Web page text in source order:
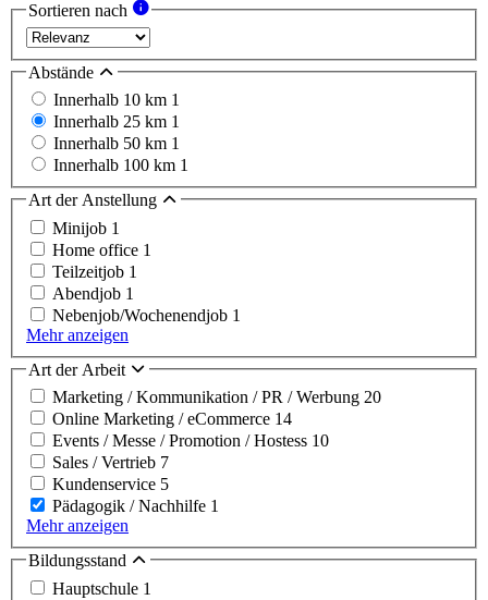
Sortieren nach
Abstände
Innerhalb 10 km 1
Innerhalb 25 km 1
Innerhalb 50 km 1
Innerhalb 100 km 1
Art der Anstellung
Minijob 1
Home office 1
Teilzeitjob 1
Abendjob 1
Nebenjob/Wochenendjob 1
Mehr anzeigen
Art der Arbeit
Marketing / Kommunikation / PR / Werbung 20
Online Marketing / eCommerce 14
Events / Messe / Promotion / Hostess 10
Sales / Vertrieb 7
Kundenservice 5
Pädagogik / Nachhilfe 1
Mehr anzeigen
Bildungsstand
Hauptschule 1